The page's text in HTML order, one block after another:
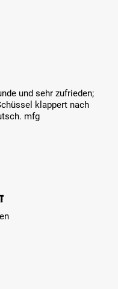
und sehr zufrieden;
klappert nach
mfg